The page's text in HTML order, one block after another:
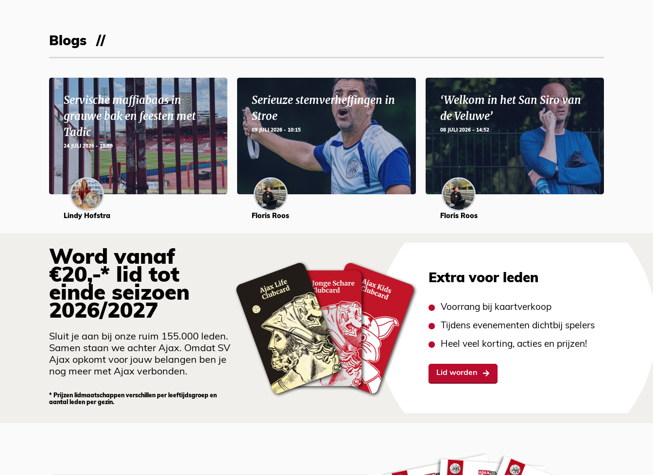
Blogs
Servische maffiabaas in
grauwe bak en feesten met
Tadic
24 JULI 2026 - 11:59
Lindy Hofstra
Serieuze stemverheffingen in
Stroe
09 JULI 2026 - 10:15
Floris Roos
‘Welkom in het San Siro van
de Veluwe’
08 JULI 2026 - 14:52
Floris Roos
Word vanaf
€20,-* lid tot
einde seizoen
2026/2027
Sluit je aan bij onze ruim 155.000 leden.
Samen staan we achter Ajax. Omdat SV
Ajax opkomt voor jouw belangen ben je
nog meer met Ajax verbonden.
* Prijzen lidmaatschappen verschillen per leeftijdsgroep en
aantal leden per gezin.
Extra voor leden
Voorrang bij kaartverkoop
Tijdens evenementen dichtbij spelers
Heel veel korting, acties en prijzen!
Lid worden